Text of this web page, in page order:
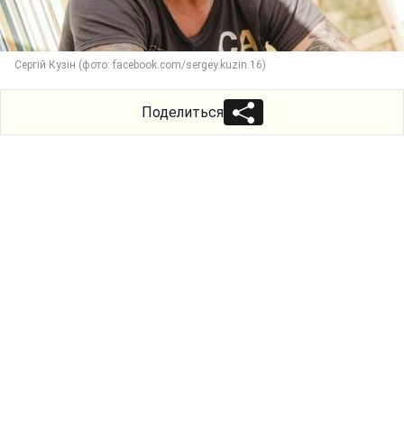
Сергій Кузін (фото: facebook.com/sergey.kuzin.16)
Поделиться